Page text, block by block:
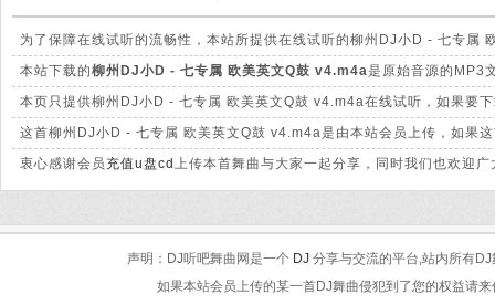
为了保障在线试听的流畅性，本站所提供在线试听的柳州DJ小D - 七专
本站下载的柳州DJ小D - 七专属 欧美英文Q鼓 v4.m4a是原始音源的MP3
本页只提供柳州DJ小D - 七专属 欧美英文Q鼓 v4.m4a在线试听，如果要
这首柳州DJ小D - 七专属 欧美英文Q鼓 v4.m4a是由本站会员上传，如果
衷心感谢会员 充值u盘cd 上传本首舞曲与大家一起分享，同时我们也欢迎
声明：DJ听吧舞曲网是一个 DJ 分享与交流的平台,站内所有
如果本站会员上传的某一首DJ舞曲侵犯到了您的权益请